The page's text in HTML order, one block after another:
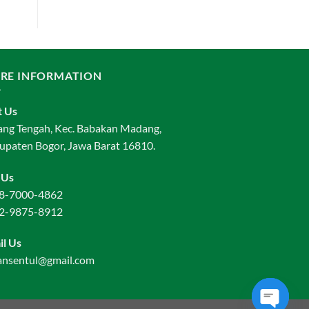
INFORMATION
Us
Tengah, Kec. Babakan Madang,
Bogor, Jawa Barat 16810.
7000-4862
9875-8912
Us